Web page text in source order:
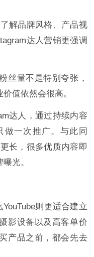
解品牌风格、产品视
达人营销更强调
丝量不是特别夸张，
值依然会很高。
达人，通过持续内容
一次推广。与此同
长，很多优质内容即
光。
则更适合建立
影设备以及高客单价
产品之前，都会先去